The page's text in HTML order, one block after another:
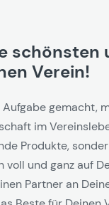
Verein!
Aufgabe gemacht,
im
Produkte,
voll und ganz auf
Partner an